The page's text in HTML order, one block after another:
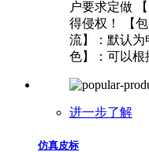
户要求定做
得侵权！ 【
流】：默认为
色】：可以根
进一步了解
仿真皮标